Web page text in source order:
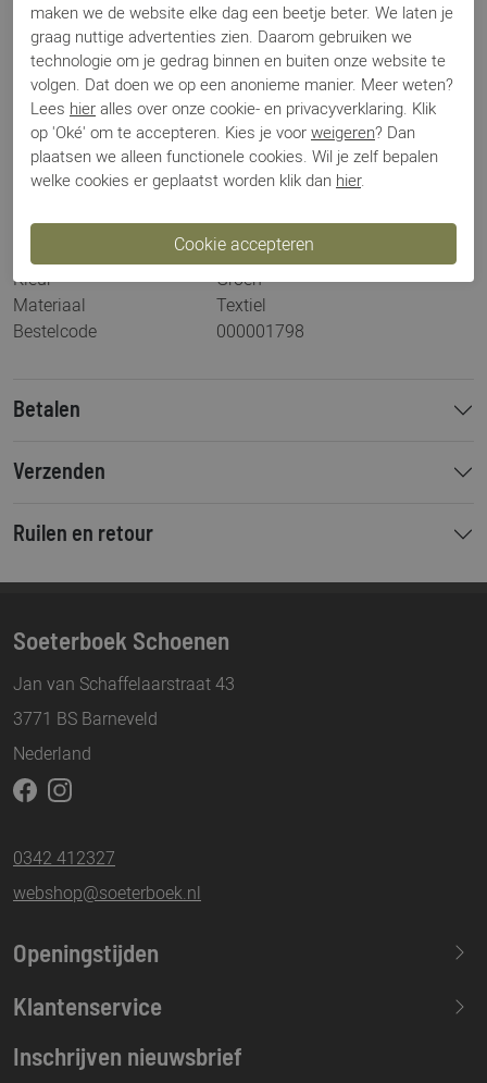
Omschrijving
Sjaalmania Cosy Chic bright green
Specificaties
Merk
Sjaalmania
Los voetbed
Nee
Sjaals
Kleur
Groen
Materiaal
Textiel
Bestelcode
000001798
Betalen
Verzenden
Ruilen en retour
Soeterboek Schoenen
Jan van Schaffelaarstraat 43
3771 BS Barneveld
Nederland
0342 412327
webshop@soeterboek.nl
Openingstijden
Maandag
13.30-17.30
Woensdag
Klantenservice
Inschrijven nieuwsbrief
maken we de website elke dag een beetje beter. We laten je
graag nuttige advertenties zien. Daarom gebruiken we
technologie om je gedrag binnen en buiten onze website te
volgen. Dat doen we op een anonieme manier. Meer weten?
Lees hier alles over onze cookie- en privacyverklaring. Klik
op 'Oké' om te accepteren. Kies je voor weigeren? Dan
plaatsen we alleen functionele cookies. Wil je zelf bepalen
welke cookies er geplaatst worden klik dan hier.